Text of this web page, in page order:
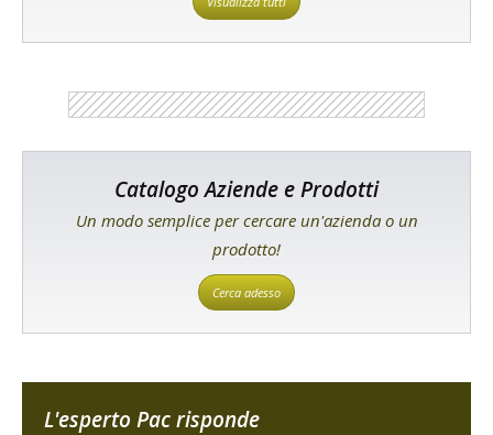
Catalogo Aziende e Prodotti
Un modo semplice per cercare un'azienda o un
prodotto!
Cerca adesso
L'esperto Pac risponde